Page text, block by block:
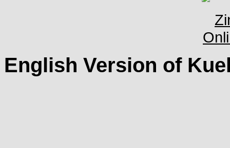
English Version of